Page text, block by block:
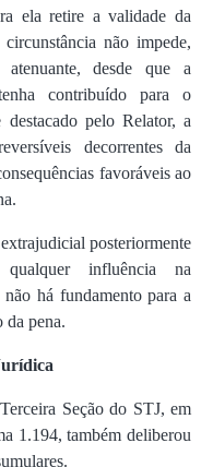
ela retire a validade da
não impede,
desde que a
contribuído para o
pelo Relator, a
decorrentes da
favoráveis ao
posteriormente
influência na
há fundamento para a
da pena.
Seção do STJ, em
1.194, também deliberou